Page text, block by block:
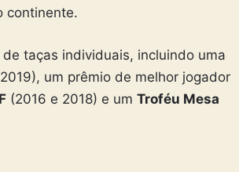
continente.
taças individuais, incluindo uma
um prêmio de melhor jogador
(2016 e 2018) e um Troféu Mesa